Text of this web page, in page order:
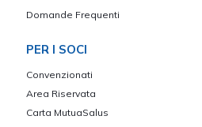
Domande Frequenti
PER I SOCI
Convenzionati
Area Riservata
Carta MutuaSalus